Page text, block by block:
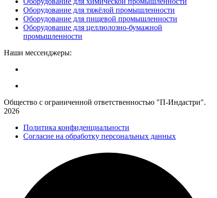
Оборудование для тяжёлой промышленности
Оборудование для пищевой промышленности
Оборудование для целлюлозно-бумажной
промышленности
Наши мессенджеры:
Общество с ограниченной ответственностью "П-Индастри".
2026
Политика конфиденциальности
Согласие на обработку персональных данных